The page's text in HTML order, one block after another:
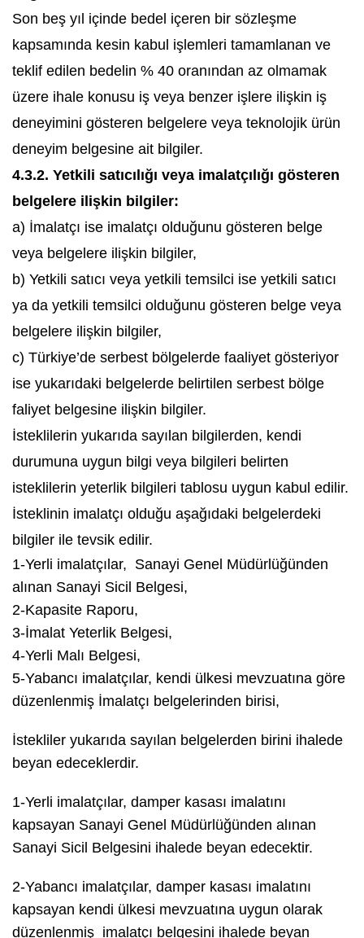
Son beş yıl içinde bedel içeren bir sözleşme
kapsamında kesin kabul işlemleri tamamlanan ve
teklif edilen bedelin % 40 oranından az olmamak
üzere ihale konusu iş veya benzer işlere ilişkin iş
deneyimini gösteren belgelere veya teknolojik ürün
deneyim belgesine ait bilgiler.
4.3.2. Yetkili satıcılığı veya imalatçılığı gösteren
belgelere ilişkin bilgiler:
a) İmalatçı ise imalatçı olduğunu gösteren belge
veya belgelere ilişkin bilgiler,
b) Yetkili satıcı veya yetkili temsilci ise yetkili satıcı
ya da yetkili temsilci olduğunu gösteren belge veya
belgelere ilişkin bilgiler,
c) Türkiye’de serbest bölgelerde faaliyet gösteriyor
ise yukarıdaki belgelerde belirtilen serbest bölge
faliyet belgesine ilişkin bilgiler.
İsteklilerin yukarıda sayılan bilgilerden, kendi
durumuna uygun bilgi veya bilgileri belirten
isteklilerin yeterlik bilgileri tablosu uygun kabul edilir.
İsteklinin imalatçı olduğu aşağıdaki belgelerdeki
bilgiler ile tevsik edilir.
1-Yerli imalatçılar, Sanayi Genel Müdürlüğünden
alınan Sanayi Sicil Belgesi,
2-Kapasite Raporu,
3-İmalat Yeterlik Belgesi,
4-Yerli Malı Belgesi,
5-Yabancı imalatçılar, kendi ülkesi mevzuatına göre
düzenlenmiş İmalatçı belgelerinden birisi,
İstekliler yukarıda sayılan belgelerden birini ihalede
beyan edeceklerdir.
1-Yerli imalatçılar, damper kasası imalatını
kapsayan Sanayi Genel Müdürlüğünden alınan
Sanayi Sicil Belgesini ihalede beyan edecektir.
2-Yabancı imalatçılar, damper kasası imalatını
kapsayan kendi ülkesi mevzuatına uygun olarak
düzenlenmiş imalatçı belgesini ihalede beyan